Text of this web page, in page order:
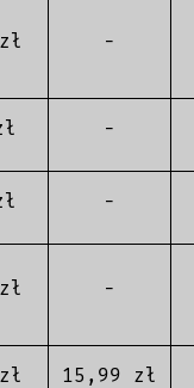
-
-
-
-
15,99 zł